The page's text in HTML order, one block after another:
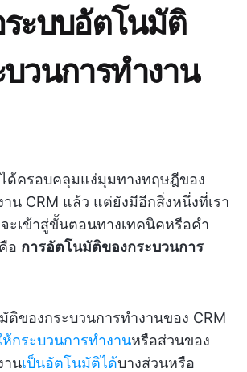
ะบบอัตโนมัติ
วนการทำงาน
ด้ครอบคลุมแง่มุมทางทฤษฎีของ
น CRM แล้ว แต่ยังมีอีกสิ่งหนึ่งที่เรา
ะเข้าสู่ขั้นตอนทางเทคนิคหรือคำ
อ การอัตโนมัติของกระบวนการ
ติของกระบวนการทำงานของ CRM
กระบวนการทำงานหรือส่วนของ
านเป็นอัตโนมัติได้บางส่วนหรือ